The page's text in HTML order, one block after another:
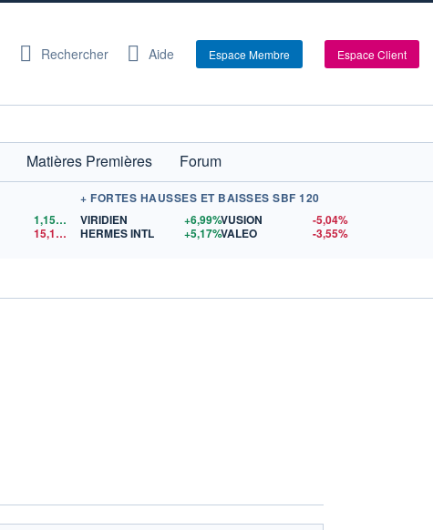
Rechercher Aide Espace Membre Espace Client
Matières Premières
Forum
1,1522
$US
15,15$US
+ FORTES HAUSSES ET BAISSES SBF 120
VIRIDIEN
+6,99%
HERMES INTL
+5,17%
VUSION
-5,04%
VALEO
-3,55%